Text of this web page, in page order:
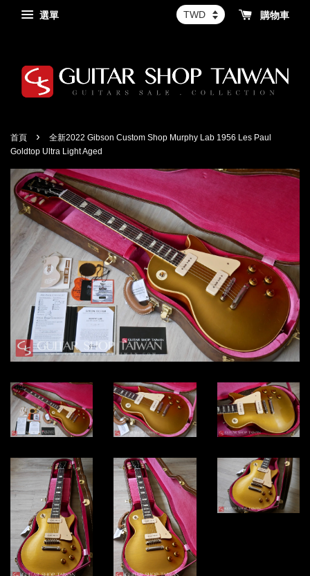
選單 購物車
首頁 ›
全新2022 Gibson Custom Shop Murphy Lab 1956 Les Paul
Goldtop Ultra Light Aged